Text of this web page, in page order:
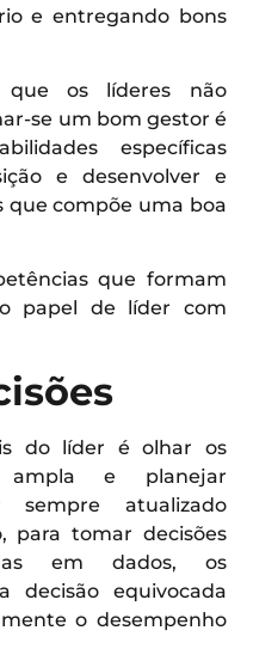
e entregando bons
que os líderes não
se um bom gestor é
específicas
e desenvolver e
que compõe uma boa
que formam
papel de líder com
do líder é olhar os
ampla e planejar
sempre atualizado
para tomar decisões
em dados, os
decisão equivocada
o desempenho